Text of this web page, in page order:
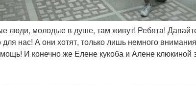
люди, молодые в душе, там живут! Ребята!
нас! А они хотят, только лишь немного
И конечно же Елене кукоба и Алене